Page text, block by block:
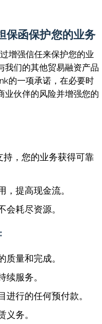
保函保护您的业务
增强信任来保护您的业
我们的其他贸易融资产品
的一项承诺，在必要时
业伙伴的风险并增强您的
持，您的业务获得可靠
，提高现金流。
会耗尽资源。
质量和完成。
续服务。
进行的任何预付款。
义务。